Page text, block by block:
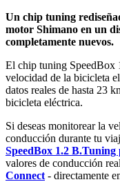
Un chip tuning
motor Shimano en un
completamente nuevos.
El chip tuning SpeedBox
velocidad de la bicicleta
datos reales de hasta 23
bicicleta eléctrica.
Si deseas monitorear la
conducción durante tu
SpeedBox 1.2 B.Tuning
valores de conducción
Connect - directamente